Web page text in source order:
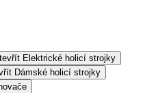
Elektrické holicí strojky
Dámské holicí strojky